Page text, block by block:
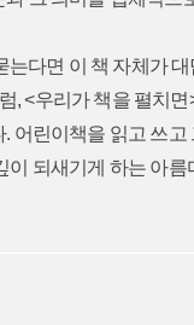
는다면 이 책 자체가
, <우리가 책을 펼치
어린이책을 읽고 쓰고
이 되새기게 하는 아름